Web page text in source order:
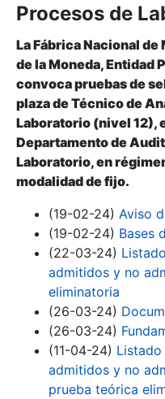
Mostrar/Ocultar
Mostrar/Ocultar
Mostrar/Ocultar
Procesos de
La Fábrica Nacional de
de la Moneda, Entidad
convoca pruebas de
plaza de Técnico de
Laboratorio (nivel 12),
Departamento de
Laboratorio, en
modalidad de fijo.
(19-02-24) Aviso
(19-02-24) Bases
(22-03-24)
admitidos y no
eliminatoria
(26-03-24)
(26-03-24)
(11-04-24)
admitidos y no
prueba teórica